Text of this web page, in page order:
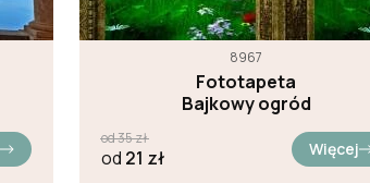
8967
Fototapeta
Bajkowy ogród
od35zł
od 21 zł Więcej